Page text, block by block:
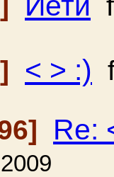
< > :)
Re: